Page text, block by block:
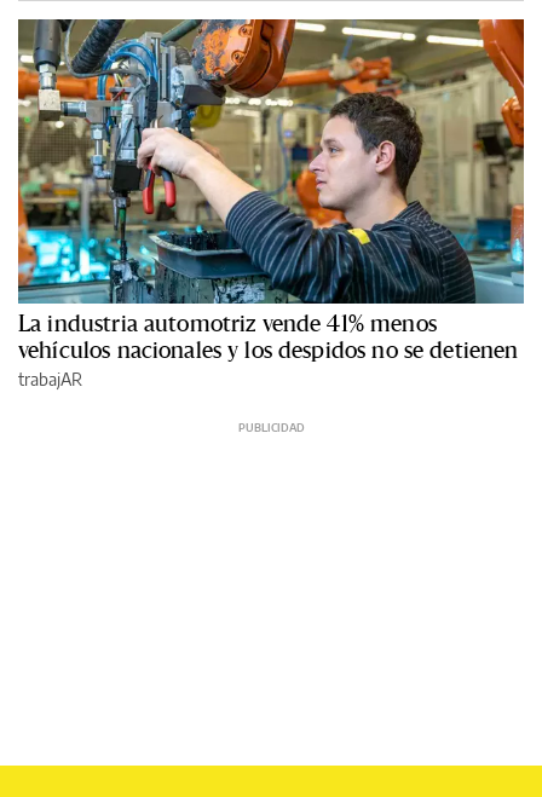
La industria automotriz vende 41% menos
vehículos nacionales y los despidos no se detienen
trabajAR